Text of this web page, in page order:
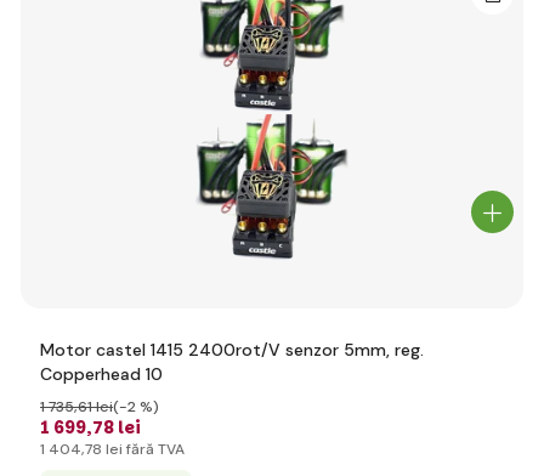
Motor castel 1415 2400rot/V senzor 5mm, reg.
Copperhead 10
1 699,78 lei
1 735,61 lei(-2 %)
1 404,78 lei fără TVA